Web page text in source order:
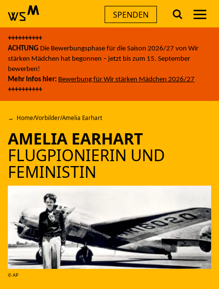
content
SPENDEN
++++++++++
ACHTUNG Die Bewerbungsphase für die Saison 2026/27 von Wir
stärken Mädchen hat begonnen – jetzt bis zum 15. September
bewerben!
Mehr Infos hier: Bewerbung für Wir stärken Mädchen 2026/27
++++++++++
AKTUELLES
THEMEN
ANGEBOTE
ÜBER UNS
FÜR UNTERNEHMEN
A A
Home/Vorbilder/Amelia Earhart
AMELIA EARHART
FLUGPIONIERIN UND
FEMINISTIN
© AP